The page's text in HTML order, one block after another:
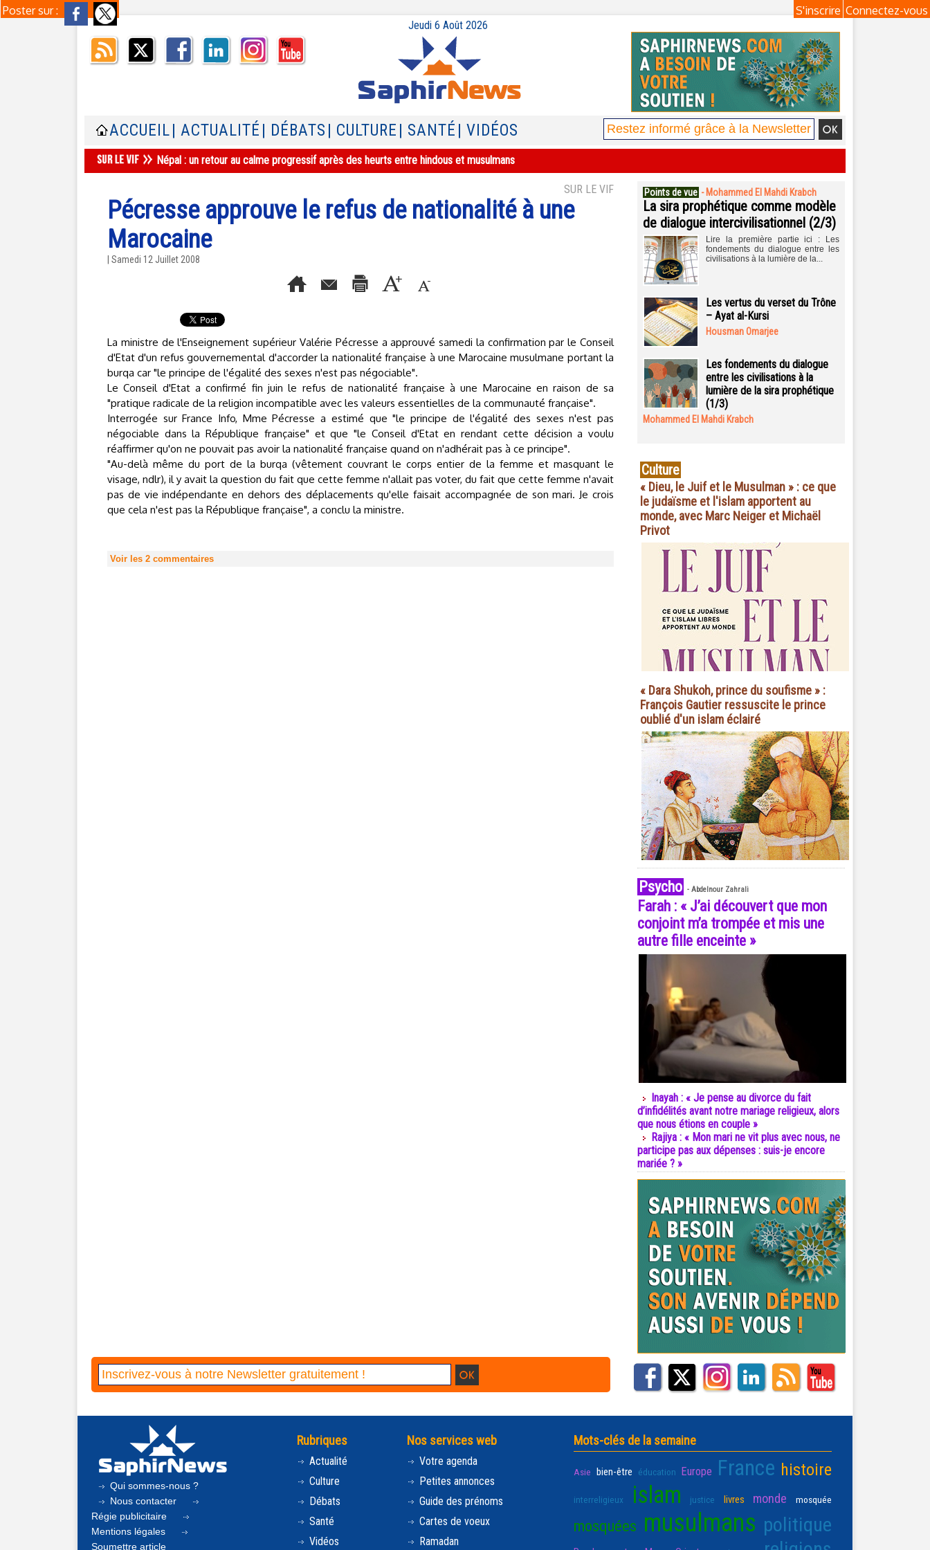
Poster sur : Connectez-vous
S'inscrire
Jeudi 6 Août 2026
ACCUEIL | ACTUALITÉ | DÉBATS | CULTURE | SANTÉ | VIDÉOS
Népal : un retour au calme progressif après des heurts entre hindous et musulmans
SUR LE VIF
Pécresse approuve le refus de nationalité à une
Marocaine
| Samedi 12 Juillet 2008
La ministre de l'Enseignement supérieur Valérie Pécresse a approuvé samedi la confirmation par le Conseil
d'Etat d'un refus gouvernemental d'accorder la nationalité française à une Marocaine musulmane portant la
burqa car "le principe de l'égalité des sexes n'est pas négociable".
Le Conseil d'Etat a confirmé fin juin le refus de nationalité française à une Marocaine en raison de sa
"pratique radicale de la religion incompatible avec les valeurs essentielles de la communauté française".
Interrogée sur France Info, Mme Pécresse a estimé que "le principe de l'égalité des sexes n'est pas
négociable dans la République française" et que "le Conseil d'Etat en rendant cette décision a voulu
réaffirmer qu'on ne pouvait pas avoir la nationalité française quand on n'adhérait pas à ce principe".
"Au-delà même du port de la burqa (vêtement couvrant le corps entier de la femme et masquant le
visage, ndlr), il y avait la question du fait que cette femme n'allait pas voter, du fait que cette femme n'avait
pas de vie indépendante en dehors des déplacements qu'elle faisait accompagnée de son mari. Je crois
que cela n'est pas la République française", a conclu la ministre.
Voir les 2 commentaires
Points de vue - Mohammed El Mahdi Krabch
La sira prophétique comme modèle
de dialogue intercivilisationnel (2/3)
Lire la première partie ici : Les
fondements du dialogue entre les
civilisations à la lumière de la...
Les vertus du verset du Trône
– Ayat al-Kursi
Housman Omarjee
Les fondements du dialogue
entre les civilisations à la
lumière de la sira prophétique
(1/3)
Mohammed El Mahdi Krabch
Culture
« Dieu, le Juif et le Musulman » : ce que
le judaïsme et l'islam apportent au
monde, avec Marc Neiger et Michaël
Privot
« Dara Shukoh, prince du soufisme » :
François Gautier ressuscite le prince
oublié d'un islam éclairé
Psycho - Abdelnour Zahrali
Farah : « J’ai découvert que mon
conjoint m’a trompée et mis une
autre fille enceinte »
Inayah : « Je pense au divorce du fait
d’infidélités avant notre mariage religieux, alors
que nous étions en couple »
Rajiya : « Mon mari ne vit plus avec nous, ne
participe pas aux dépenses : suis-je encore
mariée ? »
Qui sommes-nous ?
Nous contacter
Régie publicitaire
Mentions légales
Soumettre article
Rubriques
Actualité
Culture
Débats
Santé
Vidéos
Nos services web
Votre agenda
Petites annonces
Guide des prénoms
Cartes de voeux
Ramadan
Mots-clés de la semaine
Asie bien-être éducation Europe France histoire
interreligieux islam justice livres monde mosquée
mosquées musulmans politique